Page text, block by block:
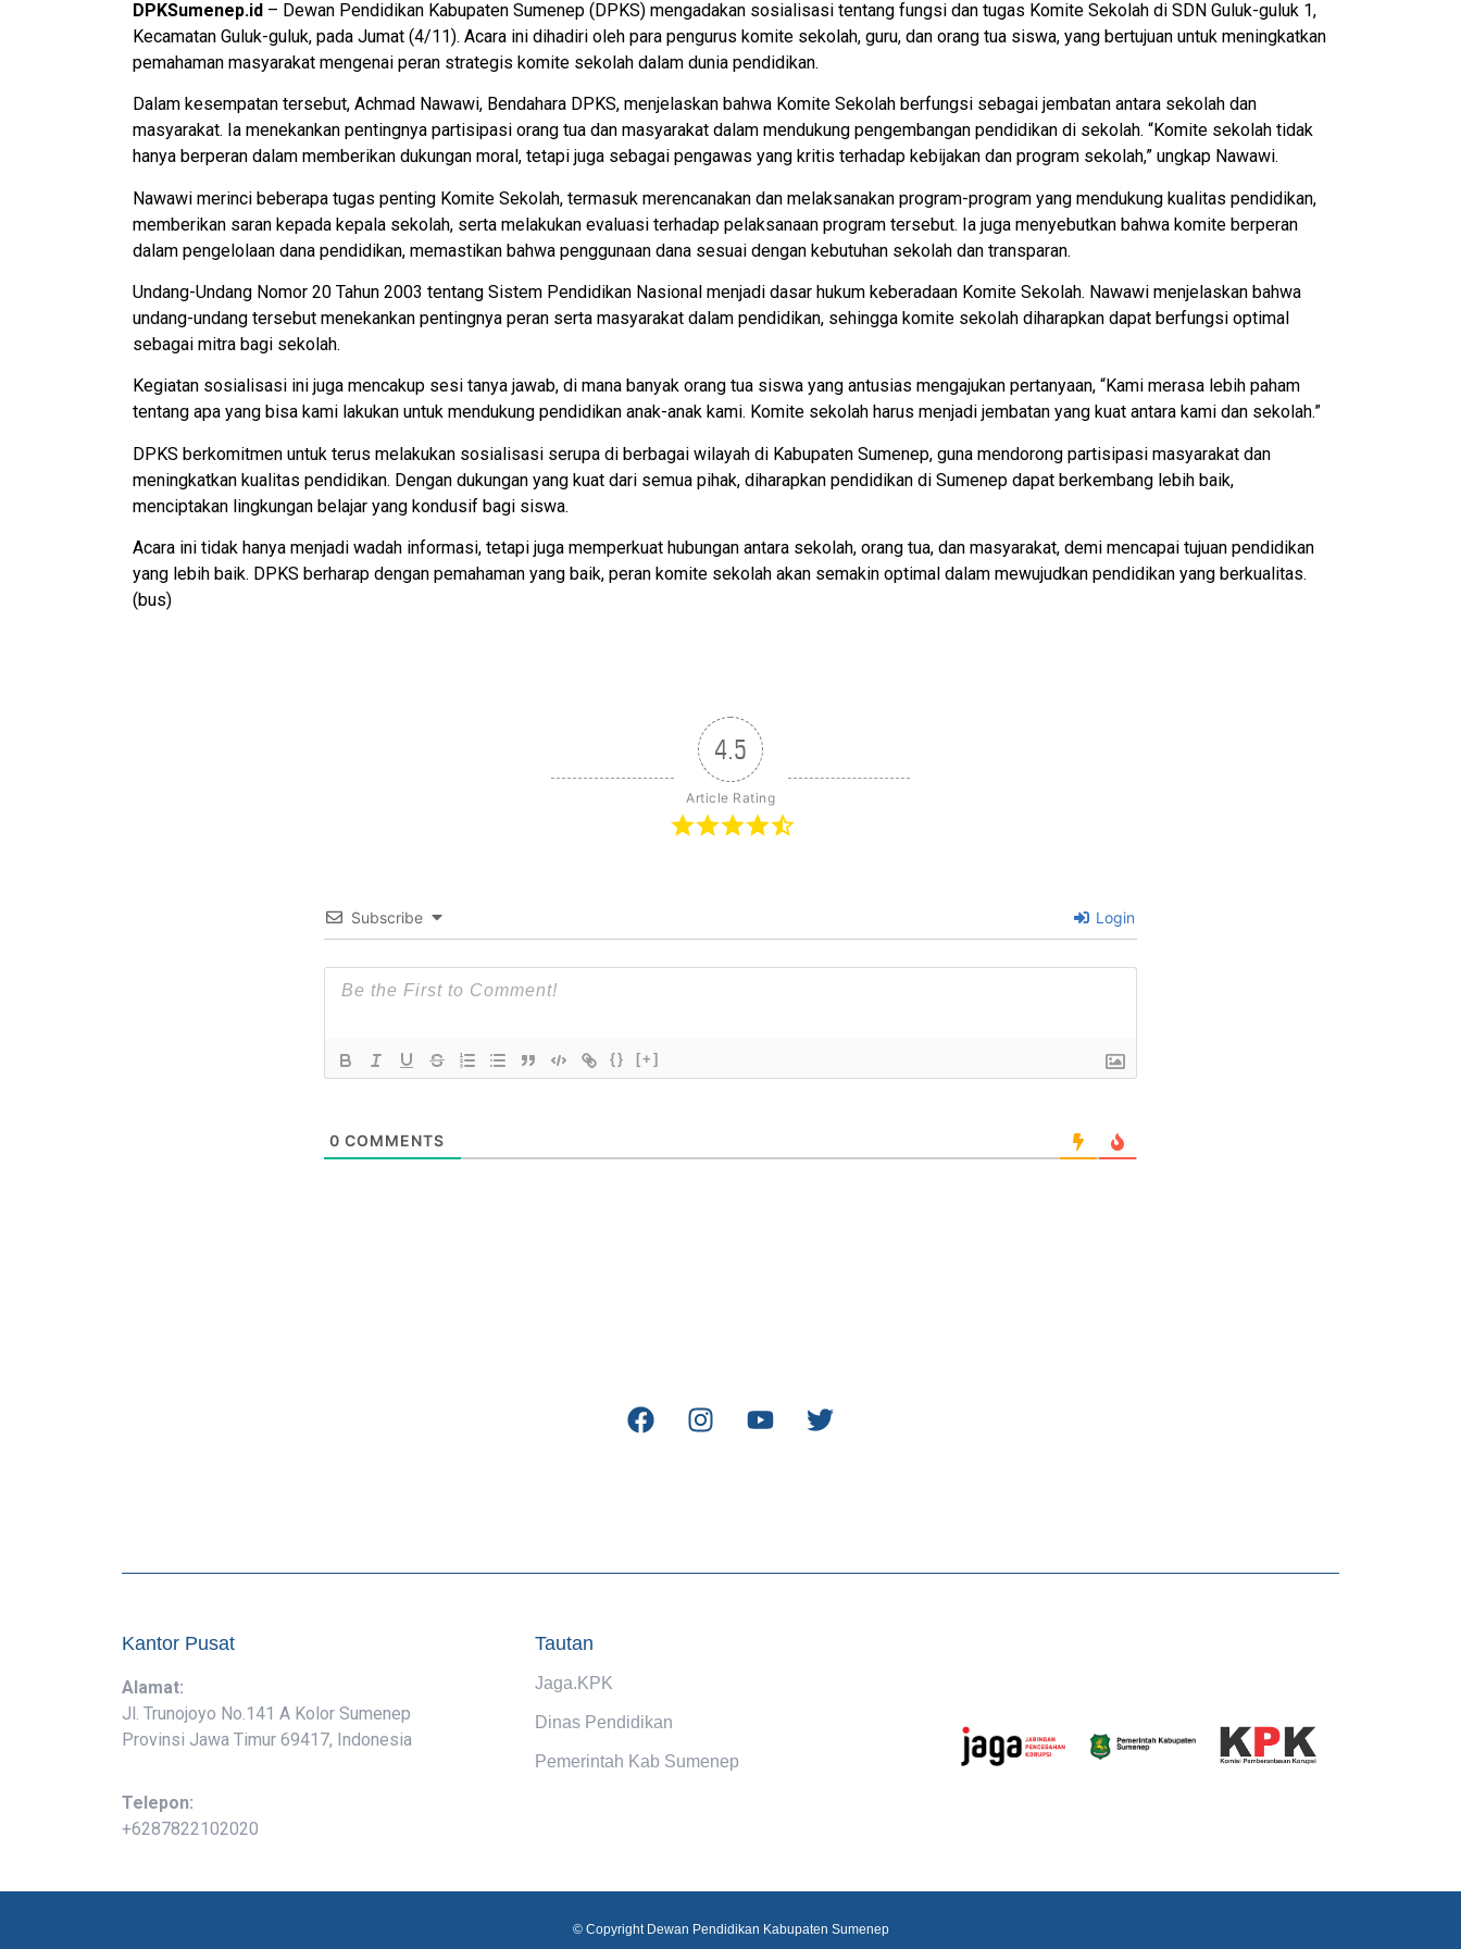
DPKSumenep.id – Dewan Pendidikan Kabupaten Sumenep (DPKS) mengadakan sosialisasi tentang fungsi dan tugas Komite Sekolah di SDN Guluk-guluk 1,
Kecamatan Guluk-guluk, pada Jumat (4/11). Acara ini dihadiri oleh para pengurus komite sekolah, guru, dan orang tua siswa, yang bertujuan untuk meningkatkan
pemahaman masyarakat mengenai peran strategis komite sekolah dalam dunia pendidikan.
Dalam kesempatan tersebut, Achmad Nawawi, Bendahara DPKS, menjelaskan bahwa Komite Sekolah berfungsi sebagai jembatan antara sekolah dan
masyarakat. Ia menekankan pentingnya partisipasi orang tua dan masyarakat dalam mendukung pengembangan pendidikan di sekolah. “Komite sekolah tidak
hanya berperan dalam memberikan dukungan moral, tetapi juga sebagai pengawas yang kritis terhadap kebijakan dan program sekolah,” ungkap Nawawi.
Nawawi merinci beberapa tugas penting Komite Sekolah, termasuk merencanakan dan melaksanakan program-program yang mendukung kualitas pendidikan,
memberikan saran kepada kepala sekolah, serta melakukan evaluasi terhadap pelaksanaan program tersebut. Ia juga menyebutkan bahwa komite berperan
dalam pengelolaan dana pendidikan, memastikan bahwa penggunaan dana sesuai dengan kebutuhan sekolah dan transparan.
Undang-Undang Nomor 20 Tahun 2003 tentang Sistem Pendidikan Nasional menjadi dasar hukum keberadaan Komite Sekolah. Nawawi menjelaskan bahwa
undang-undang tersebut menekankan pentingnya peran serta masyarakat dalam pendidikan, sehingga komite sekolah diharapkan dapat berfungsi optimal
sebagai mitra bagi sekolah.
Kegiatan sosialisasi ini juga mencakup sesi tanya jawab, di mana banyak orang tua siswa yang antusias mengajukan pertanyaan, “Kami merasa lebih paham
tentang apa yang bisa kami lakukan untuk mendukung pendidikan anak-anak kami. Komite sekolah harus menjadi jembatan yang kuat antara kami dan sekolah.”
DPKS berkomitmen untuk terus melakukan sosialisasi serupa di berbagai wilayah di Kabupaten Sumenep, guna mendorong partisipasi masyarakat dan
meningkatkan kualitas pendidikan. Dengan dukungan yang kuat dari semua pihak, diharapkan pendidikan di Sumenep dapat berkembang lebih baik,
menciptakan lingkungan belajar yang kondusif bagi siswa.
Acara ini tidak hanya menjadi wadah informasi, tetapi juga memperkuat hubungan antara sekolah, orang tua, dan masyarakat, demi mencapai tujuan pendidikan
yang lebih baik. DPKS berharap dengan pemahaman yang baik, peran komite sekolah akan semakin optimal dalam mewujudkan pendidikan yang berkualitas.
(bus)
4.5
Article Rating
Subscribe Login
{} [+]
0 COMMENTS
Kantor Pusat
Alamat:
Jl. Trunojoyo No.141 A Kolor Sumenep
Provinsi Jawa Timur 69417, Indonesia
Telepon:
+6287822102020
Tautan
Jaga.KPK
Dinas Pendidikan
Pemerintah Kab Sumenep
© Copyright Dewan Pendidikan Kabupaten Sumenep